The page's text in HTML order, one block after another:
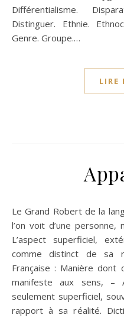
Différentialisme.
Distinguer. Ethnie.
Genre. Groupe.…
LIRE
Le Grand Robert de la langue française: Aspect de ce que
l’on voit d’une
L’aspect superficiel,
comme distinct de sa
Française : Manière dont
manifeste aux sens, –
seulement superficiel,
rapport à sa réalité.